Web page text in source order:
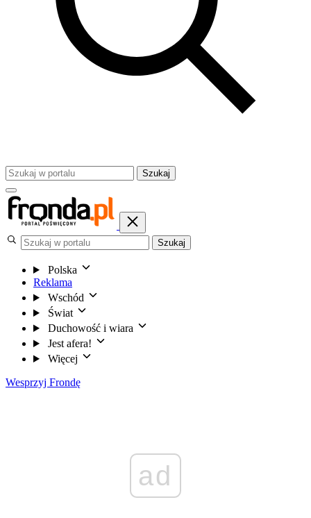
Szukaj
Szukaj
Polska
Reklama
Wschód
Świat
Duchowość i wiara
Jest afera!
Więcej
Wesprzyj Frondę
ad